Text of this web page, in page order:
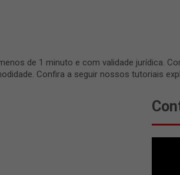
de 1 minuto e com validade jurídica.
Confira a seguir nossos tutoriais